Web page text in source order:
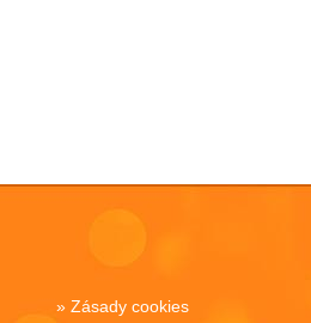
Zásady cookies